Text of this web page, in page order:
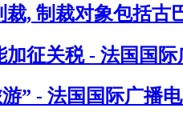
, 制裁对象包括
征关税 - 法国国际
” - 法国国际广播